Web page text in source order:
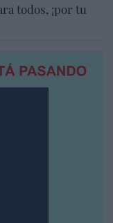
todos, ¡por tu